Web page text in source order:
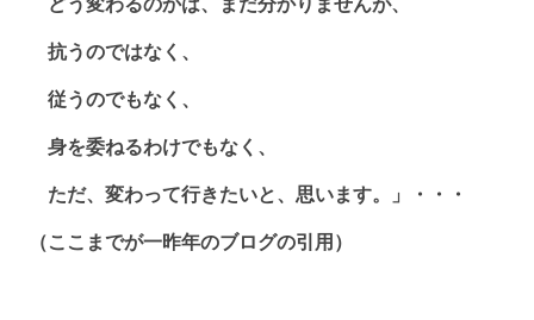
抗うのではなく、
従うのでもなく、
身を委ねるわけでもなく、
ただ、変わって行きたいと、思います。」・・・
（ここまでが一昨年のブログの引用）